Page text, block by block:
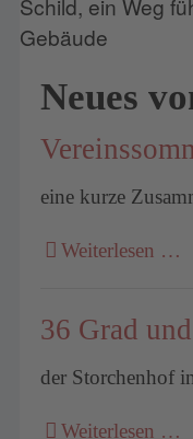
Neues
eine kurze
Weiterlesen …
36 Grad
der Storchenhof
Weiterlesen …